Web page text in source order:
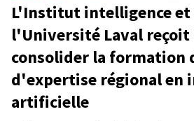
L'Institut intelligence et
l'Université Laval reçoit
consolider la formation
d'expertise régional en
artificielle